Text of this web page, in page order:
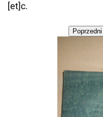
[et]c.